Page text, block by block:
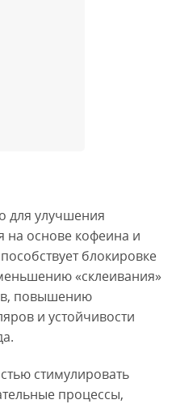
для улучшения
на основе кофеина и
блокировке
«склеивания»
повышению
и устойчивости
стимулировать
процессы,